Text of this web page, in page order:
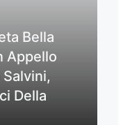
Bella
Appello
Della